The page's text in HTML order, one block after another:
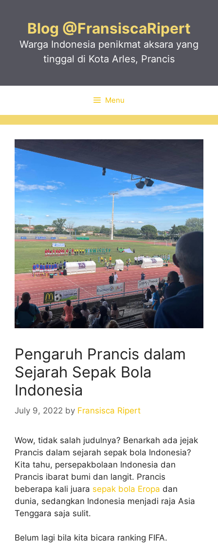
Blog @FransiscaRipert
Warga Indonesia penikmat aksara yang
tinggal di Kota Arles, Prancis
Menu
Pengaruh Prancis dalam
Sejarah Sepak Bola
Indonesia
July 9, 2022 by Fransisca Ripert
Wow, tidak salah judulnya? Benarkah ada jejak
Prancis dalam sejarah sepak bola Indonesia?
Kita tahu, persepakbolaan Indonesia dan
Prancis ibarat bumi dan langit. Prancis
beberapa kali juara sepak bola Eropa dan
dunia, sedangkan Indonesia menjadi raja Asia
Tenggara saja sulit.
Belum lagi bila kita bicara ranking FIFA.